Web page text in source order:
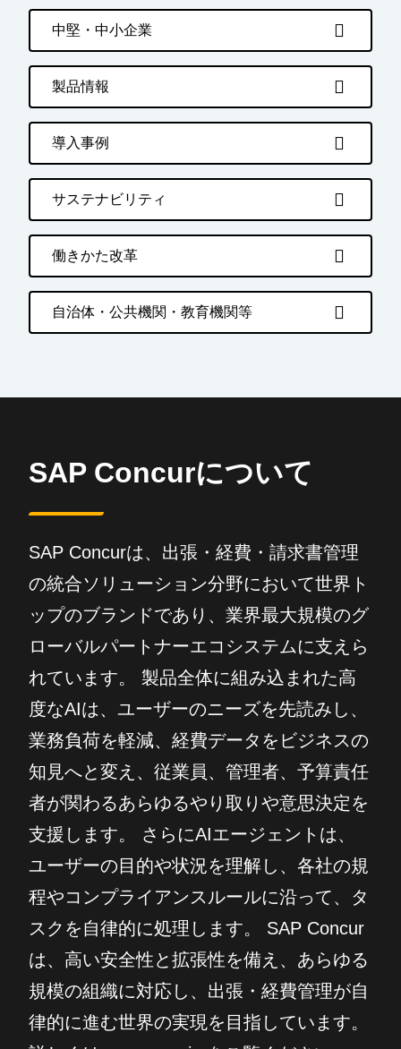
中堅・中小企業
製品情報
導入事例
サステナビリティ
働きかた改革
自治体・公共機関・教育機関等
SAP Concurについて
SAP Concurは、出張・経費・請求書管理
の統合ソリューション分野において世界ト
ップのブランドであり、業界最大規模のグ
ローバルパートナーエコシステムに支えら
れています。 製品全体に組み込まれた高
度なAIは、ユーザーのニーズを先読みし、
業務負荷を軽減、経費データをビジネスの
知見へと変え、従業員、管理者、予算責任
者が関わるあらゆるやり取りや意思決定を
支援します。 さらにAIエージェントは、
ユーザーの目的や状況を理解し、各社の規
程やコンプライアンスルールに沿って、タ
スクを自律的に処理します。 SAP Concur
は、高い安全性と拡張性を備え、あらゆる
規模の組織に対応し、出張・経費管理が自
律的に進む世界の実現を目指しています。